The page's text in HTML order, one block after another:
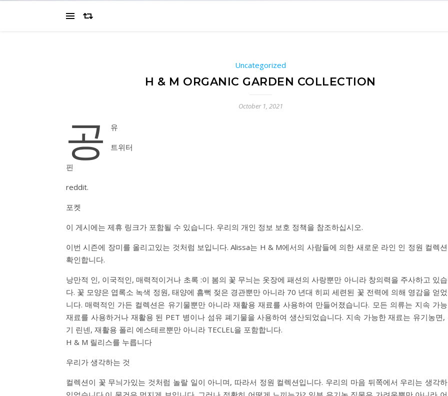
Uncategorized
H & M ORGANIC GARDEN COLLECTION
October 1, 2021
공
유
트위터
핀
reddit.
포켓
이 게시에는 제휴 링크가 포함될 수 있습니다. 우리의 개인 정보 보호 정책을 참조하십시오.
이번 시즌에 장미를 올리고있는 것처럼 보입니다. Alissa는 H & M에서의 사람들에 의한 새로운 라인 인 정원 컬렉
확인합니다.
낭만적 인, 이국적인, 매력적이거나 초록 :이 봄의 꽃 무늬는 옷장에 패션의 사랑뿐만 아니라 창의력을 주사하고 있
다. 꽃 모양은 엽록소 녹색 정원, 태양에 흠뻑 젖은 경관뿐만 아니라 70 년대 히피 세련된 꽃 전력에 의해 영감을 얻
니다. 매력적인 가든 컬렉션은 유기물뿐만 아니라 재활용 재료를 사용하여 만들어졌습니다. 모든 의류는 지속 가
재료를 사용하거나 재활용 된 PET 병이나 섬유 폐기물을 사용하여 생산되었습니다. 지속 가능한 재료는 유기농면,
기 린넨, 재활용 폴리 에스테르뿐만 아니라 TECLEL을 포함합니다.
H & M 릴리스를 누릅니다
우리가 생각하는 것
컬렉션이 꽃 무늬가있는 것처럼 놀랄 일이 아니며, 따라서 정원 컬렉션입니다. 우리의 마음 뒤쪽에서 우리는 생각